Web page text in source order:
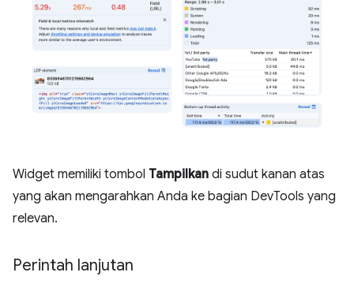
Widget memiliki tombol Tampilkan di sudut kanan atas
yang akan mengarahkan Anda ke bagian DevTools yang
relevan.
Perintah lanjutan